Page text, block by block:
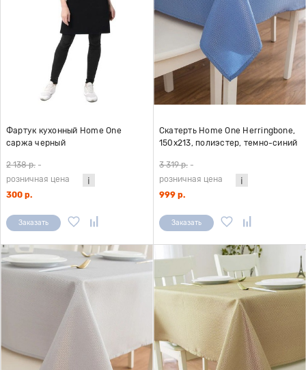
Фартук кухонный Home One
саржа черный
2 138 р. -
розничная цена
300 р.
Заказать
Скатерть Home One Herringbone,
150х213, полиэстер, темно-синий
3 319 р. -
розничная цена
999 р.
Заказать